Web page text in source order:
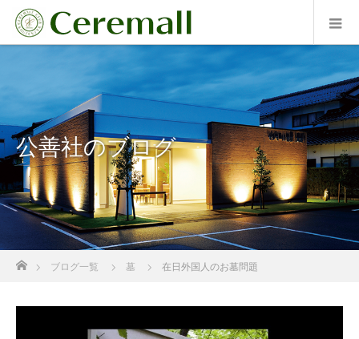
公善社のブログ
ブログ一覧 墓 在日外国人のお墓問題